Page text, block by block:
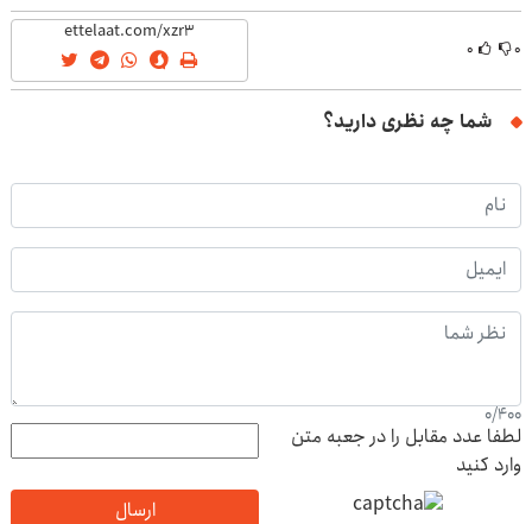
۰ ۰
شما چه نظری دارید؟
0/400
لطفا عدد مقابل را در جعبه متن
وارد کنید
ارسال